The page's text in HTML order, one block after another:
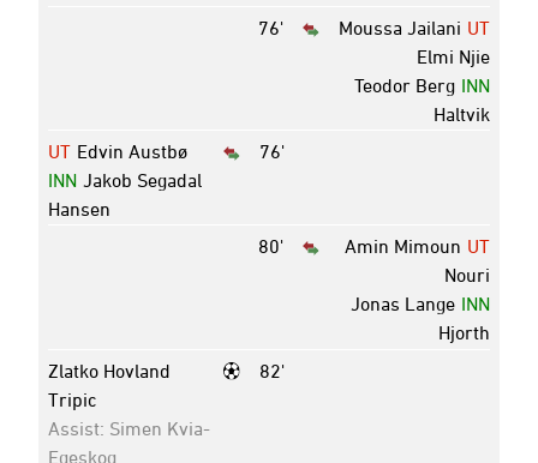
76'
UT
Moussa Jailani
Elmi Njie
INN
Teodor Berg
Haltvik
76'
UT Edvin Austbø
INN Jakob Segadal
Hansen
80'
UT
Amin Mimoun
Nouri
INN
Jonas Lange
Hjorth
82'
Zlatko Hovland
Tripic
Assist: Simen Kvia-
Egeskog